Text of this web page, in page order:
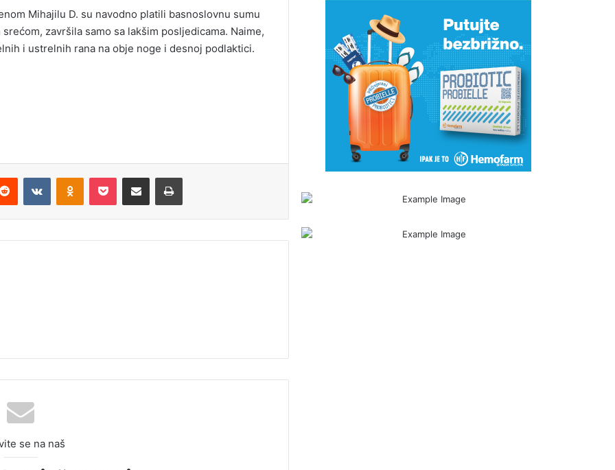
Mihajilu D. su navodno platili basnoslovnu sumu
završila samo sa lakšim posljedicama. Naime,
i ustrelnih rana na obje noge i desnoj podlaktici.
se na naš